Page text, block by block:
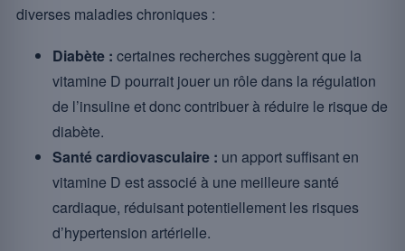
diverses maladies chroniques :
Diabète : certaines recherches suggèrent que la
vitamine D pourrait jouer un rôle dans la régulation
de l’insuline et donc contribuer à réduire le risque de
diabète.
Santé cardiovasculaire : un apport suffisant en
vitamine D est associé à une meilleure santé
cardiaque, réduisant potentiellement les risques
d’hypertension artérielle.